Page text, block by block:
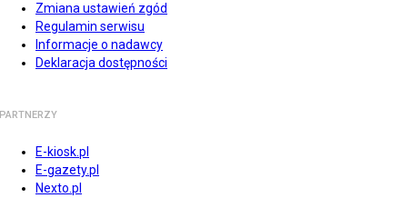
Zmiana ustawień zgód
Regulamin serwisu
Informacje o nadawcy
Deklaracja dostępności
PARTNERZY
E-kiosk.pl
E-gazety.pl
Nexto.pl